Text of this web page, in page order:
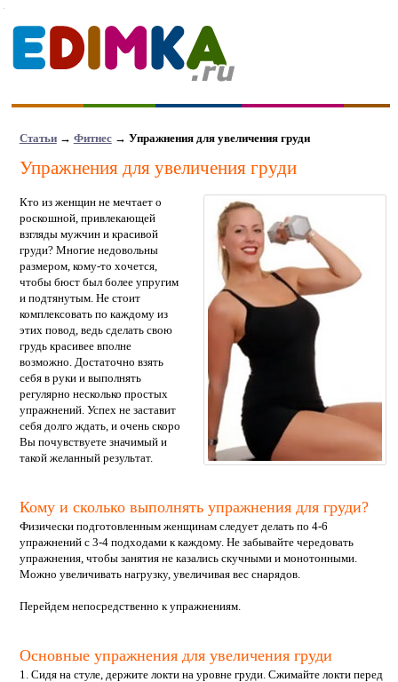
Статьи→ Фитнес→ Упражнения для увеличения груди
Упражнения для увеличения груди
Кто из женщин не мечтает о
роскошной, привлекающей
взгляды мужчин и красивой
груди? Многие недовольны
размером, кому-то хочется,
чтобы бюст был более упругим
и подтянутым. Не стоит
комплексовать по каждому из
этих повод, ведь сделать свою
грудь красивее вполне
возможно. Достаточно взять
себя в руки и выполнять
регулярно несколько простых
упражнений. Успех не заставит
себя долго ждать, и очень скоро
Вы почувствуете значимый и
такой желанный результат.
Кому и сколько выполнять упражнения для груди?
Физически подготовленным женщинам следует делать по 4-6
упражнений с 3-4 подходами к каждому. Не забывайте чередовать
упражнения, чтобы занятия не казались скучными и монотонными.
Можно увеличивать нагрузку, увеличивая вес снарядов.
Перейдем непосредственно к упражнениям.
Основные упражнения для увеличения груди
1. Сидя на стуле, держите локти на уровне груди. Сжимайте локти перед